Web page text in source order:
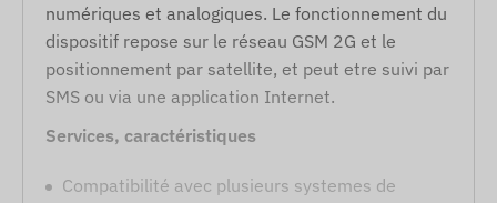
numériques et analogiques. Le fonctionnement du
dispositif repose sur le réseau GSM 2G et le
positionnement par satellite, et peut etre suivi par
SMS ou via une application Internet.
Services, caractéristiques
Compatibilité avec plusieurs systemes de